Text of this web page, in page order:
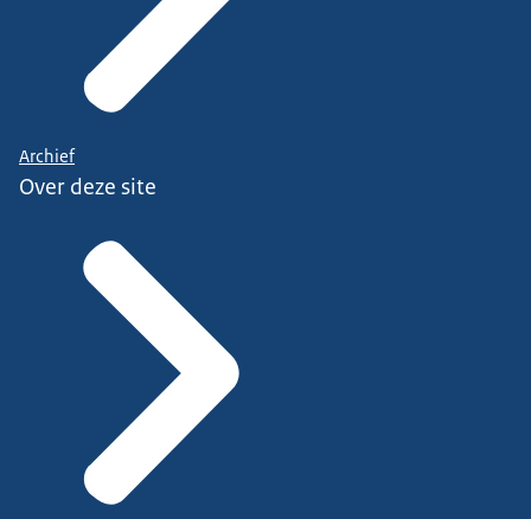
Archief
Over deze site